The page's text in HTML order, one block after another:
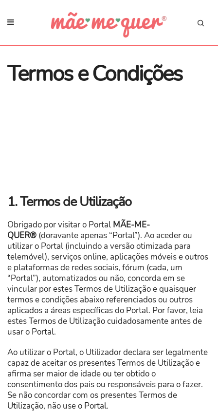
Termos e Condições
1. Termos de Utilização
Obrigado por visitar o Portal MÃE-ME-
QUER® (doravante apenas “Portal”). Ao aceder ou
utilizar o Portal (incluindo a versão otimizada para
telemóvel), serviços online, aplicações móveis e outros
e plataformas de redes sociais, fórum (cada, um
“Portal”), automatizados ou não, concorda em se
vincular por estes Termos de Utilização e quaisquer
termos e condições abaixo referenciados ou outros
aplicados a áreas específicas do Portal. Por favor, leia
estes Termos de Utilização cuidadosamente antes de
usar o Portal.
Ao utilizar o Portal, o Utilizador declara ser legalmente
capaz de aceitar os presentes Termos de Utilização e
afirma ser maior de idade ou ter obtido o
consentimento dos pais ou responsáveis ​​para o fazer.
Se não concordar com os presentes Termos de
Utilização, não use o Portal.